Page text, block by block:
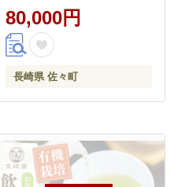
80,000円
長崎県 佐々町